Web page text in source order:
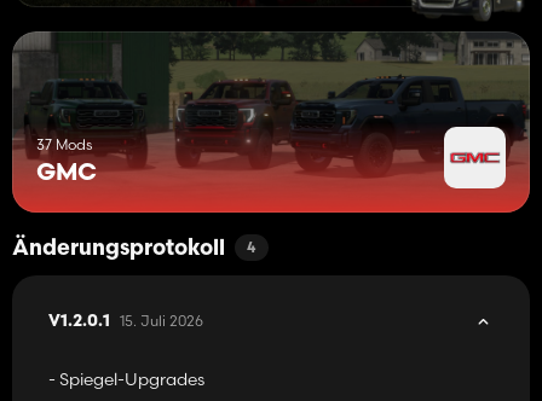
37 Mods
GMC
Änderungsprotokoll 4
V1.2.0.1 15. Juli 2026
- Spiegel-Upgrades